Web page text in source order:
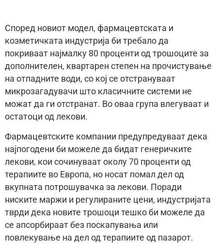
Според новиот модел, фармацевтската и
козметичката индустрија би требало да
покриваат најмалку 80 проценти од трошоците за
дополнителен, квартарен степен на прочистување
на отпадните води, со кој се отстрануваат
микрозагадувачи што класичните системи не
можат да ги отстранат. Во оваа група влегуваат и
остатоци од лекови.
Фармацевтските компании предупредуваат дека
најпогодени би можеле да бидат генеричките
лекови, кои сочинуваат околу 70 проценти од
терапиите во Европа, но носат помал дел од
вкупната потрошувачка за лекови. Поради
ниските маржи и регулираните цени, индустријата
тврди дека новите трошоци тешко би можеле да
се апсорбираат без поскапувања или
повлекување на дел од терапиите од пазарот.